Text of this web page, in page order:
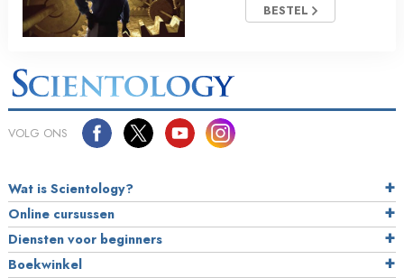
BESTEL
VOLG ONS
Wat is Scientology?
Online cursussen
Diensten voor beginners
Boekwinkel